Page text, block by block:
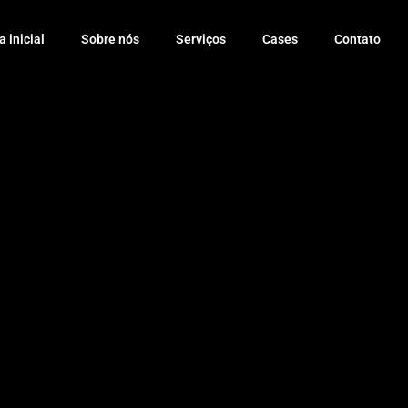
inicial Sobre nós Serviços Cases Contato